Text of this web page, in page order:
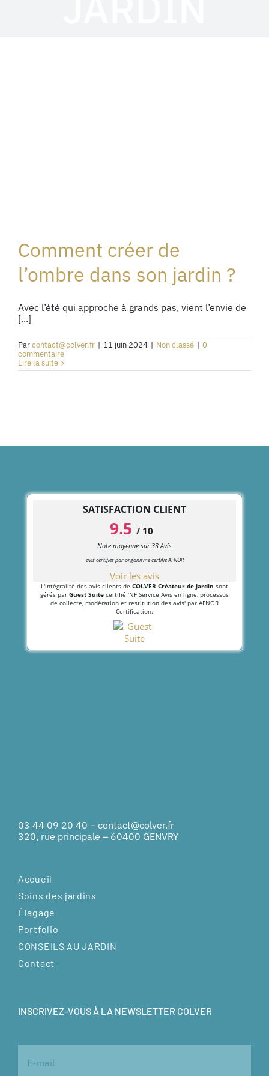
Comment créer de
l’ombre dans son jardin ?
Avec l’été qui approche à grands pas, vient l’envie de
[...]
Parcontact@colver.fr | 11 juin 2024 | Non classé | 0
commentaire
Lire la suite
SATISFACTION CLIENT
9.5 / 10
Note moyenne sur33Avis
avis certifiés par organisme certifié AFNOR
Voir les avis
L'intégralité des avis clients de COLVER Créateur de Jardin sont
gérés par Guest Suite certifié 'NF Service Avis en ligne, processus
de collecte, modération et restitution des avis' par AFNOR
Certification.
03 44 09 20 40 – contact@colver.fr
320, rue principale – 60400 GENVRY
Accueil
Soins des jardins
Élagage
Portfolio
CONSEILS AU JARDIN
Contact
INSCRIVEZ-VOUS À LA NEWSLETTER COLVER